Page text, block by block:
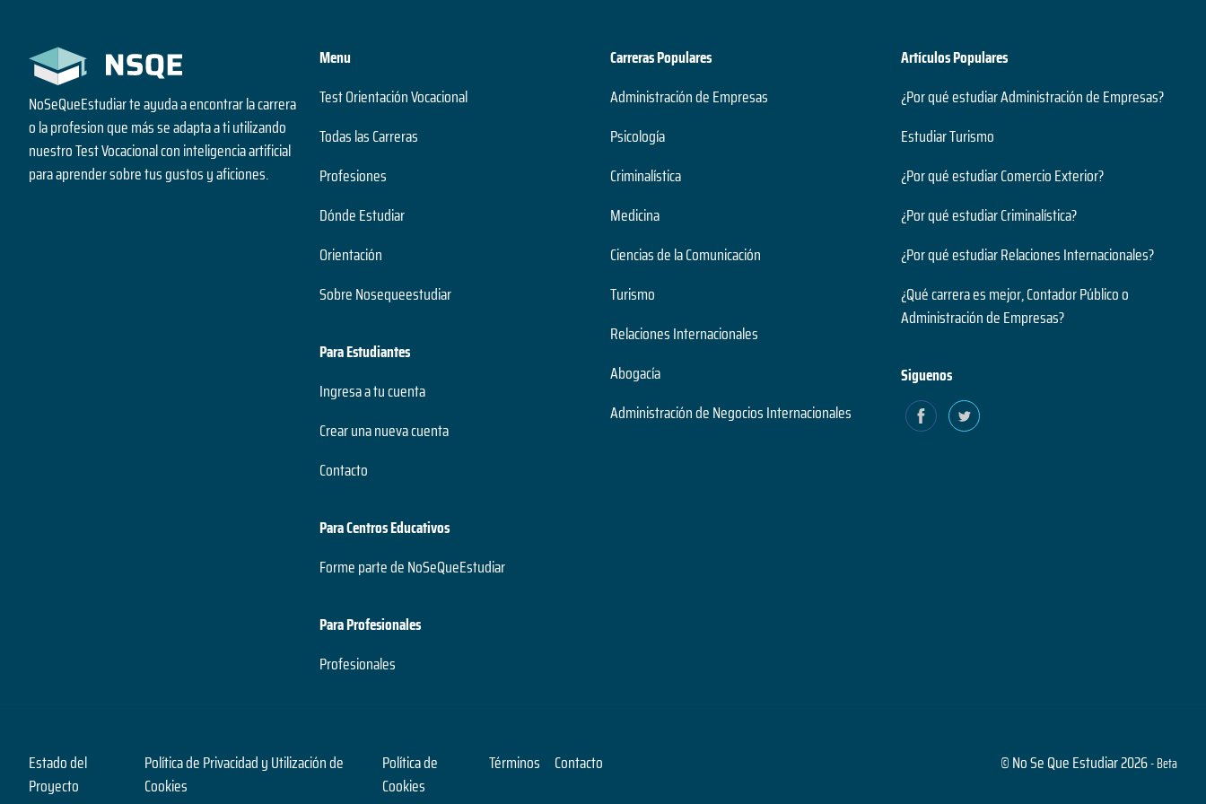
NoSeQueEstudiar te ayuda a encontrar la carrera
o la profesion que más se adapta a ti utilizando
nuestro Test Vocacional con inteligencia artificial
para aprender sobre tus gustos y aficiones.
Menu
Test Orientación Vocacional
Todas las Carreras
Profesiones
Dónde Estudiar
Orientación
Sobre Nosequeestudiar
Para Estudiantes
Ingresa a tu cuenta
Crear una nueva cuenta
Contacto
Para Centros Educativos
Forme parte de NoSeQueEstudiar
Para Profesionales
Profesionales
Carreras Populares
Administración de Empresas
Psicología
Criminalística
Medicina
Ciencias de la Comunicación
Turismo
Relaciones Internacionales
Abogacía
Administración de Negocios Internacionales
Artículos Populares
¿Por qué estudiar Administración de Empresas?
Estudiar Turismo
¿Por qué estudiar Comercio Exterior?
¿Por qué estudiar Criminalística?
¿Por qué estudiar Relaciones Internacionales?
¿Qué carrera es mejor, Contador Público o
Administración de Empresas?
Siguenos
Estado del
Proyecto
Política de Privacidad y Utilización de
Cookies
Política de
Cookies
Términos Contacto © No Se Que Estudiar 2026- Beta